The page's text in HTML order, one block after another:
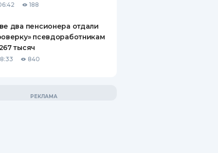
188
два пенсионера отдали
псевдоработникам
тысяч
840